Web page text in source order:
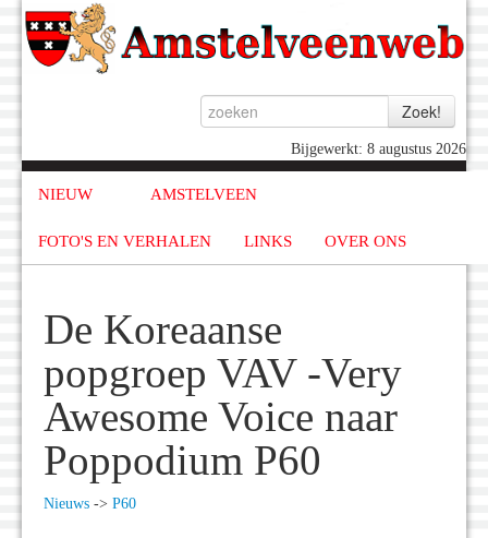
Bijgewerkt: 8 augustus 2026
NIEUW AMSTELVEEN
FOTO'S EN VERHALEN LINKS OVER ONS
De Koreaanse
popgroep VAV -Very
Awesome Voice naar
Poppodium P60
Nieuws -> P60